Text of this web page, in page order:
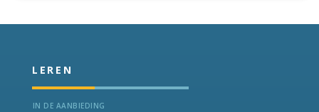
LEREN
IN DE AANBIEDING